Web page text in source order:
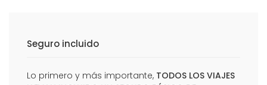
Seguro incluido
Lo primero y más importante, TODOS LOS VIAJES